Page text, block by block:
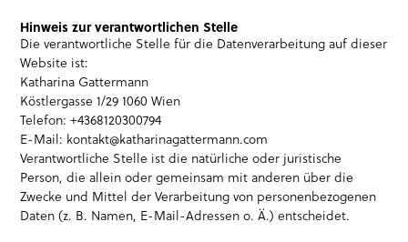
Hinweis zur verantwortlichen Stelle
Die verantwortliche Stelle für die Datenverarbeitung auf dieser
Website ist:
Katharina Gattermann
Köstlergasse 1/29 1060 Wien
Telefon: +4368120300794
E-Mail: kontakt@katharinagattermann.com
Verantwortliche Stelle ist die natürliche oder juristische
Person, die allein oder gemeinsam mit anderen über die
Zwecke und Mittel der Verarbeitung von personenbezogenen
Daten (z. B. Namen, E-Mail-Adressen o. Ä.) entscheidet.